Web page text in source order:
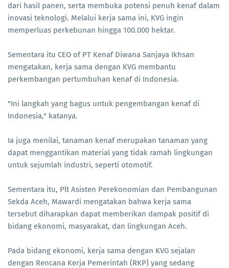
dari hasil panen, serta membuka potensi penuh kenaf dalam
inovasi teknologi. Melalui kerja sama ini, KVG ingin
memperluas perkebunan hingga 100.000 hektar.
Sementara itu CEO of PT Kenaf Diwana Sanjaya Ikhsan
mengatakan, kerja sama dengan KVG membantu
perkembangan pertumbuhan kenaf di Indonesia.
"Ini langkah yang bagus untuk pengembangan kenaf di
Indonesia," katanya.
Ia juga menilai, tanaman kenaf merupakan tanaman yang
dapat menggantikan material yang tidak ramah lingkungan
untuk sejumlah industri, seperti otomotif.
Sementara itu, Plt Asisten Perekonomian dan Pembangunan
Sekda Aceh, Mawardi mengatakan bahwa kerja sama
tersebut diharapkan dapat memberikan dampak positif di
bidang ekonomi, masyarakat, dan lingkungan Aceh.
Pada bidang ekonomi, kerja sama dengan KVG sejalan
dengan Rencana Kerja Pemerintah (RKP) yang sedang